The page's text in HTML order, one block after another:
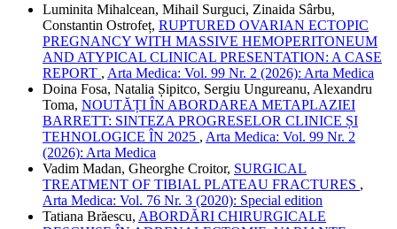
Luminita Mihalcean, Mihail Surguci, Zinaida Sârbu,
Constantin Ostrofeț, RUPTURED OVARIAN ECTOPIC
PREGNANCY WITH MASSIVE HEMOPERITONEUM
AND ATYPICAL CLINICAL PRESENTATION: A CASE
REPORT , Arta Medica: Vol. 99 Nr. 2 (2026): Arta Medica
Doina Fosa, Natalia Șipitco, Sergiu Ungureanu, Alexandru
Toma, NOUTĂȚI ÎN ABORDAREA METAPLAZIEI
BARRETT: SINTEZA PROGRESELOR CLINICE ȘI
TEHNOLOGICE ÎN 2025 , Arta Medica: Vol. 99 Nr. 2
(2026): Arta Medica
Vadim Madan, Gheorghe Croitor, SURGICAL
TREATMENT OF TIBIAL PLATEAU FRACTURES ,
Arta Medica: Vol. 76 Nr. 3 (2020): Special edition
Tatiana Brăescu, ABORDĂRI CHIRURGICALE